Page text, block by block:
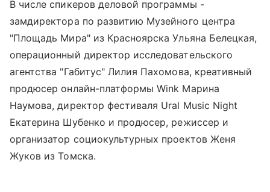
В числе спикеров деловой программы -
замдиректора по развитию Музейного центра
"Площадь Мира" из Красноярска Ульяна Белецкая,
операционный директор исследовательского
агентства "Габитус" Лилия Пахомова, креативный
продюсер онлайн-платформы Wink Марина
Наумова, директор фестиваля Ural Music Night
Екатерина Шубенко и продюсер, режиссер и
организатор социокультурных проектов Женя
Жуков из Томска.